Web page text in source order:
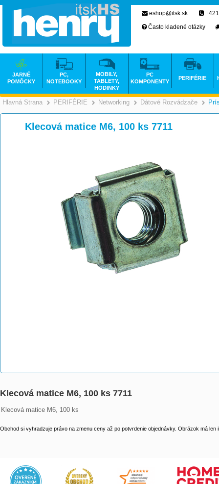
Hlavná Strana >
PERIFÉRIE >
Networking >
Dátové Rozvádzače
Klecová matice M6, 100 ks 7711
Klecová matice M6, 100 ks 7711
Klecová matice M6, 100 ks
Obchod si vyhradzuje právo na zmenu ceny až po potvrdenie objednávky. Obrázok má len
eshop@itsk.sk
Často kladené otázky
JARNÉ
POMÔCKY
PC,
NOTEBOOKY
MOBILY,
TABLETY,
HODINKY
PC
KOMPONENTY
PERIFÉRIE